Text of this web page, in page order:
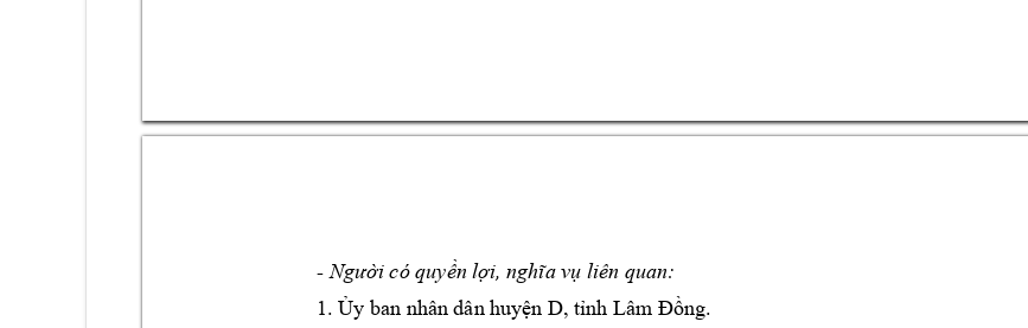
- Người có quyền lợi, nghĩa vụ liên quan:
1. Ủy ban nhân dân huyện D, tnh Lâm Đồng.